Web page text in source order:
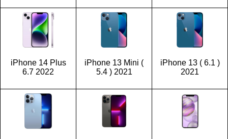
iPhone 14 Plus
6.7 2022
iPhone 13 Mini (
5.4 ) 2021
iPhone 13 ( 6.1 )
2021